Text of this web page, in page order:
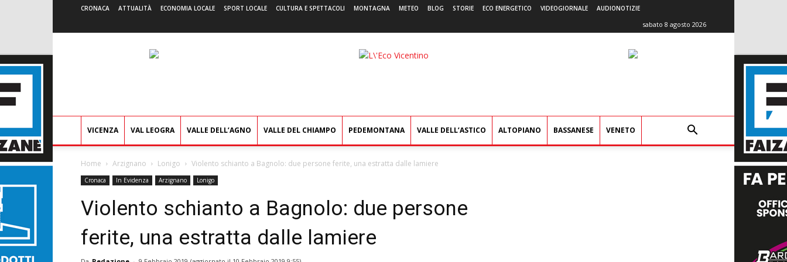
CRONACA ATTUALITÀ ECONOMIA LOCALE SPORT LOCALE CULTURA E SPETTACOLI MONTAGNA METEO BLOG STORIE ECO ENERGETICO VIDEOGIORNALE AUDIONOTIZIE
sabato 8 agosto 2026
L'Eco
VICENZA VAL LEOGRA VALLE DELL’AGNO VALLE DEL CHIAMPO PEDEMONTANA VALLE DELL’ASTICO ALTOPIANO BASSANESE VENETO
Home Arzignano Lonigo Violento schianto a Bagnolo: due persone ferite, una estratta dalle lamiere
Cronaca In Evidenza Arzignano Lonigo
Violento schianto a Bagnolo: due persone
ferite, una estratta dalle lamiere